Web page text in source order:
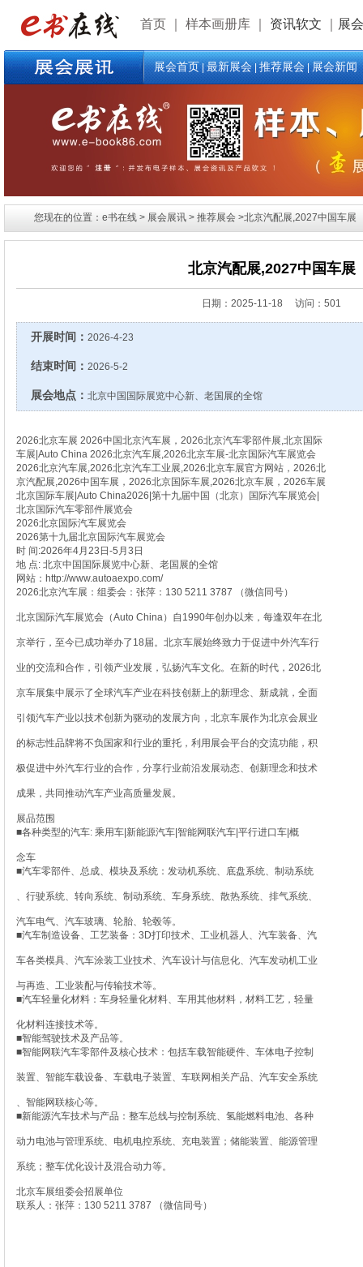
首页 样本画册库 资讯软文 展
展会首页|最新展会|推荐展会|展会新闻
您现在的位置：e书在线 > 展会展讯 > 推荐展会 >北京汽配展,2027中国车展
北京汽配展,2027中国车展
日期： 2025-11-18 访问：501
开展时间： 2026-4-23
结束时间： 2026-5-2
展会地点： 北京中国国际展览中心新、老国展的全馆
2026北京车展 2026中国北京汽车展，2026北京汽车零部件展,北京国际
车展|Auto China 2026北京汽车展,2026北京车展-北京国际汽车展览会
2026北京汽车展,2026北京汽车工业展,2026北京车展官方网站，2026北
京汽配展,2026中国车展，2026北京国际车展,2026北京车展，2026车展
北京国际车展|Auto China2026|第十九届中国（北京）国际汽车展览会|
北京国际汽车零部件展览会
2026北京国际汽车展览会
2026第十九届北京国际汽车展览会
时 间:2026年4月23日-5月3日
地 点: 北京中国国际展览中心新、老国展的全馆
网站：http://www.autoaexpo.com/
2026北京汽车展：组委会：张萍：130 5211 3787 （微信同号）
北京国际汽车展览会（Auto China）自1990年创办以来，每逢双年在北
京举行，至今已成功举办了18届。北京车展始终致力于促进中外汽车行
业的交流和合作，引领产业发展，弘扬汽车文化。在新的时代，2026北
京车展集中展示了全球汽车产业在科技创新上的新理念、新成就，全面
引领汽车产业以技术创新为驱动的发展方向，北京车展作为北京会展业
的标志性品牌将不负国家和行业的重托，利用展会平台的交流功能，积
极促进中外汽车行业的合作，分享行业前沿发展动态、创新理念和技术
成果，共同推动汽车产业高质量发展。
展品范围
■各种类型的汽车: 乘用车|新能源汽车|智能网联汽车|平行进口车|概
念车
■汽车零部件、总成、模块及系统：发动机系统、底盘系统、制动系统
、行驶系统、转向系统、制动系统、车身系统、散热系统、排气系统、
汽车电气、汽车玻璃、轮胎、轮毂等。
■汽车制造设备、工艺装备：3D打印技术、工业机器人、汽车装备、汽
车各类模具、汽车涂装工业技术、汽车设计与信息化、汽车发动机工业
与再造、工业装配与传输技术等。
■汽车轻量化材料：车身轻量化材料、车用其他材料，材料工艺，轻量
化材料连接技术等。
■智能驾驶技术及产品等。
■智能网联汽车零部件及核心技术：包括车载智能硬件、车体电子控制
装置、智能车载设备、车载电子装置、车联网相关产品、汽车安全系统
、智能网联核心等。
■新能源汽车技术与产品：整车总线与控制系统、氢能燃料电池、各种
动力电池与管理系统、电机电控系统、充电装置；储能装置、能源管理
系统；整车优化设计及混合动力等。
北京车展组委会招展单位
联系人：张萍：130 5211 3787 （微信同号）